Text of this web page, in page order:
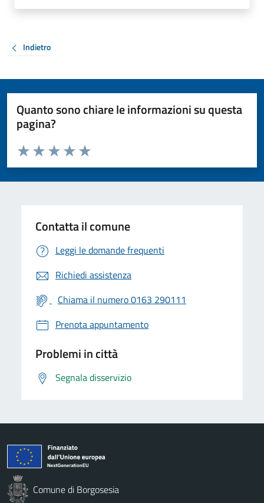
Indietro
Quanto sono chiare le informazioni su questa
pagina?
Valuta da 1 a 5 stelle la pagina
Valuta 5 stelle su 5
Valuta 4 stelle su 5
Valuta 3 stelle su 5
Valuta 2 stelle su 5
Valuta 1 stelle su 5
Contatta il comune
Leggi le domande frequenti
Richiedi assistenza
Chiama il numero 0163 290111
Prenota appuntamento
Problemi in città
Segnala disservizio
Comune di Borgosesia